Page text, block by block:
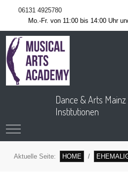
06131 4925780
Mo.-Fr. von 11:00 bis 14:00 Uhr
Dance & Arts
Institutionen
Mobile Menu Toggle
Aktuelle Seite: HOME